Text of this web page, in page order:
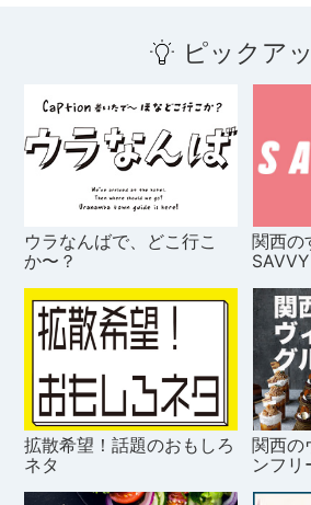
ピックア
ウラなんばで、どこ行こ
か〜？
関西の
SAVVY
拡散希望！話題のおもしろ
ネタ
関西の
ンフリ